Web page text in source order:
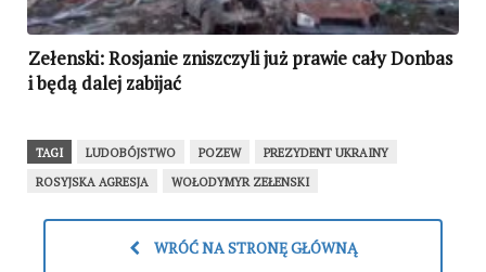
Zełenski: Rosjanie zniszczyli już prawie cały Donbas
i będą dalej zabijać
TAGI LUDOBÓJSTWO POZEW
PREZYDENT UKRAINY
ROSYJSKA AGRESJA
WOŁODYMYR ZEŁENSKI
WRÓĆ NA STRONĘ GŁÓWNĄ